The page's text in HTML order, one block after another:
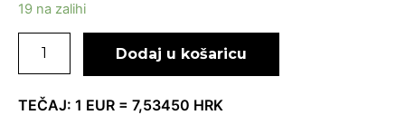
19 na zalihi
Dodaj u košaricu
TEČAJ: 1 EUR = 7,53450 HRK